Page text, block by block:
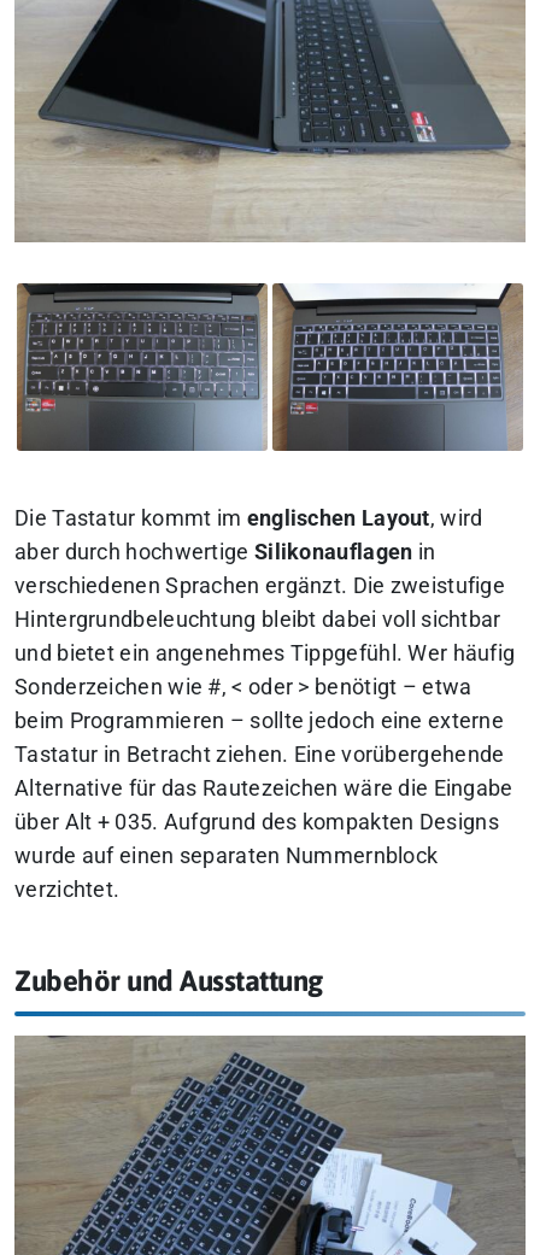
Die Tastatur kommt im englischen Layout, wird
aber durch hochwertige Silikonauflagen in
verschiedenen Sprachen ergänzt. Die zweistufige
Hintergrundbeleuchtung bleibt dabei voll sichtbar
und bietet ein angenehmes Tippgefühl. Wer häufig
Sonderzeichen wie #, < oder > benötigt – etwa
beim Programmieren – sollte jedoch eine externe
Tastatur in Betracht ziehen. Eine vorübergehende
Alternative für das Rautezeichen wäre die Eingabe
über Alt + 035. Aufgrund des kompakten Designs
wurde auf einen separaten Nummernblock
verzichtet.
Zubehör und Ausstattung